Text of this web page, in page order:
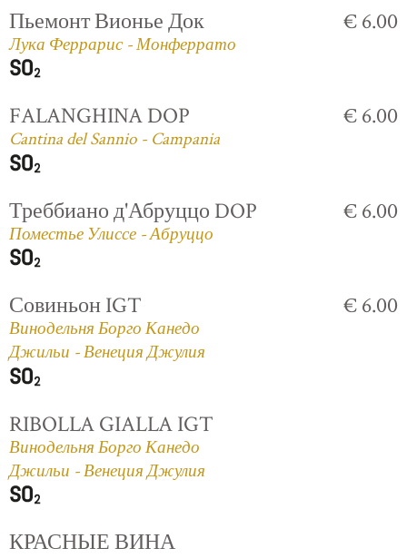
Пьемонт Вионье Док
Лука Феррарис - Монферрато
€ 6.00
FALANGHINA DOP
Cantina del Sannio - Campania
€ 6.00
Треббиано д'Абруццо DOP
Поместье Улиссе - Абруццо
€ 6.00
Совиньон IGT
Винодельня Борго Канедо
Джильи - Венеция Джулия
€ 6.00
RIBOLLA GIALLA IGT
Винодельня Борго Канедо
Джильи - Венеция Джулия
КРАСНЫЕ ВИНА